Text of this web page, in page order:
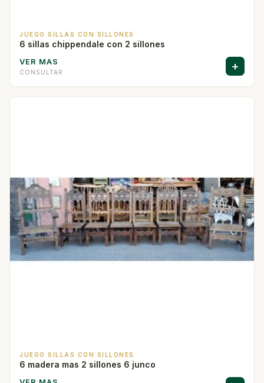
JUEGO SILLAS CON SILLONES
6 sillas chippendale con 2 sillones
VER MAS
CONSULTAR +
JUEGO SILLAS CON SILLONES
6 madera mas 2 sillones 6 junco